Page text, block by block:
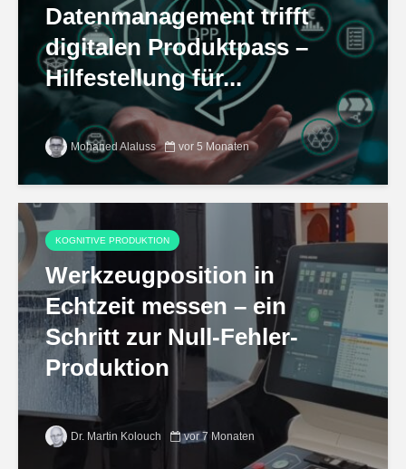
Datenmanagement trifft
digitalen Produktpass –
Hilfestellung für...
Mohaned Alaluss vor 5 Monaten
KOGNITIVE PRODUKTION
Werkzeugposition in
Echtzeit messen – ein
Schritt zur Null-Fehler-
Produktion
Dr. Martin Kolouch vor 7 Monaten